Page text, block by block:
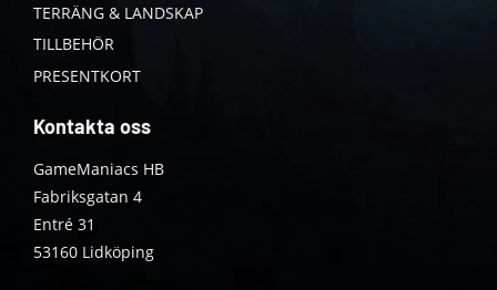
TERRÄNG & LANDSKAP
TILLBEHÖR
PRESENTKORT
Kontakta oss
GameManiacs HB
Fabriksgatan 4
Entré 31
53160 Lidköping